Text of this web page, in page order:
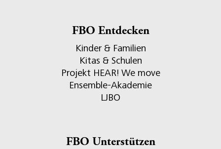
FBO Entdecken
Kinder & Familien
Kitas & Schulen
Projekt HEAR! We move
Ensemble-Akademie
LJBO
FBO Unterstützen